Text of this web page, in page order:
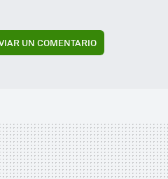
UN COMENTARIO